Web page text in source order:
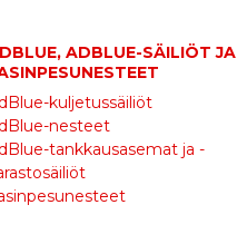
ADBLUE-SÄILIÖT JA
kuljetussäiliöt
nesteet
tankkausasemat ja -